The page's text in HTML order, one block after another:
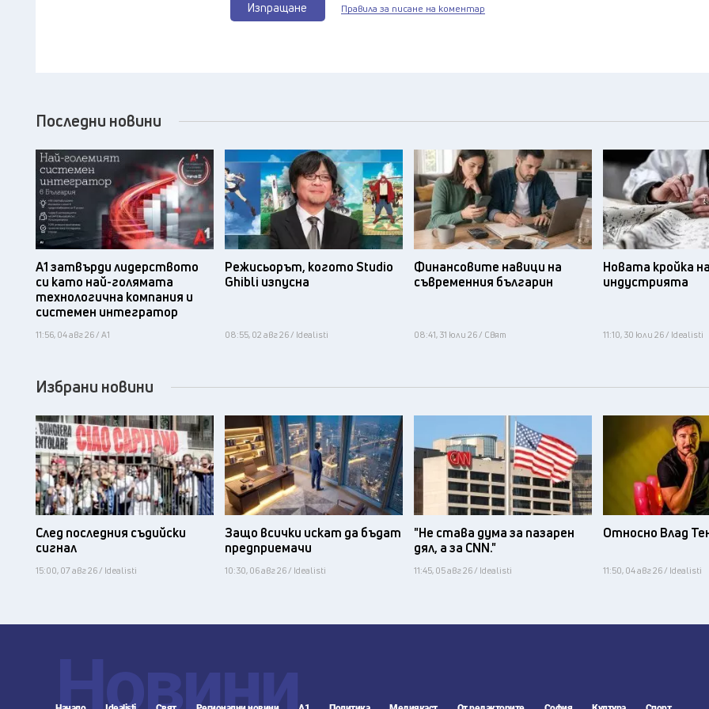
Изпращане Правила за писане на коментар
Последни новини
А1 затвърди лидерството
си като най-голямата
технологична компания и
системен интегратор
11:56, 04 авг 26 / А1
Режисьорът, когото Studio
Ghibli изпусна
08:55, 02 авг 26 / Idealisti
Финансовите навици на
съвременния българин
08:41, 31 юли 26 / Свят
Новата кройка
индустрията
11:10, 30 юли 26 / Idealisti
Избрани новини
След последния съдийски
сигнал
15:00, 07 авг 26 / Idealisti
Защо всички искат да бъдат
предприемачи
10:30, 06 авг 26 / Idealisti
"Не става дума за пазарен
дял, а за CNN."
11:45, 05 авг 26 / Idealisti
Относно Влад
11:50, 04 авг 26 / Idealisti
Новини